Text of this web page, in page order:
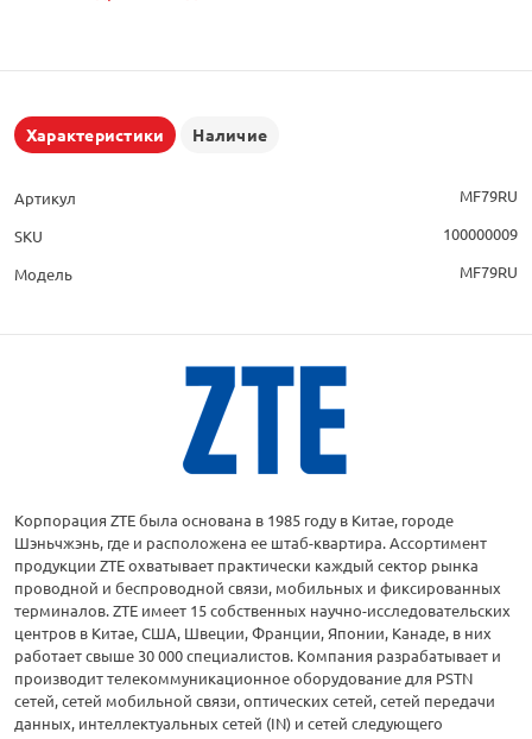
Характеристики Наличие
Артикул
MF79RU
SKU
100000009
Модель
MF79RU
Корпорация ZTE была основана в 1985 году в Китае, городе
Шэньчжэнь, где и расположена ее штаб-квартира. Ассортимент
продукции ZTE охватывает практически каждый сектор рынка
проводной и беспроводной связи, мобильных и фиксированных
терминалов. ZTE имеет 15 собственных научно-исследовательских
центров в Китае, США, Швеции, Франции, Японии, Канаде, в них
работает свыше 30 000 специалистов. Компания разрабатывает и
производит телекоммуникационное оборудование для PSTN
сетей, сетей мобильной связи, оптических сетей, сетей передачи
данных, интеллектуальных сетей (IN) и сетей следующего